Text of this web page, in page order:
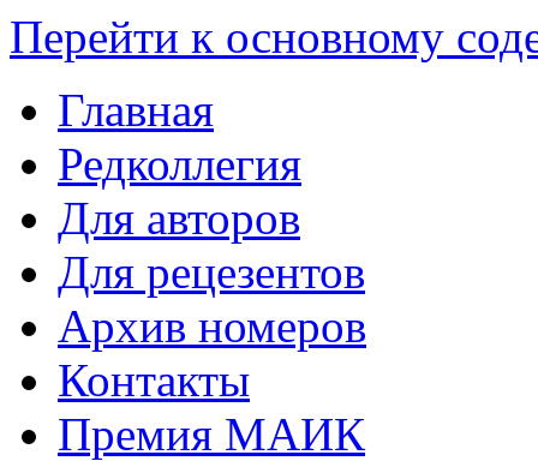
Перейти к основному
Главная
Редколлегия
Для авторов
Для рецезентов
Архив номеров
Контакты
Премия МАИК